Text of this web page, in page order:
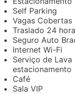
Self Parking
Vagas Cobertas
Traslado 24
Seguro Auto
Internet Wi-Fi
Serviço de
estacionamento
Café
Sala VIP